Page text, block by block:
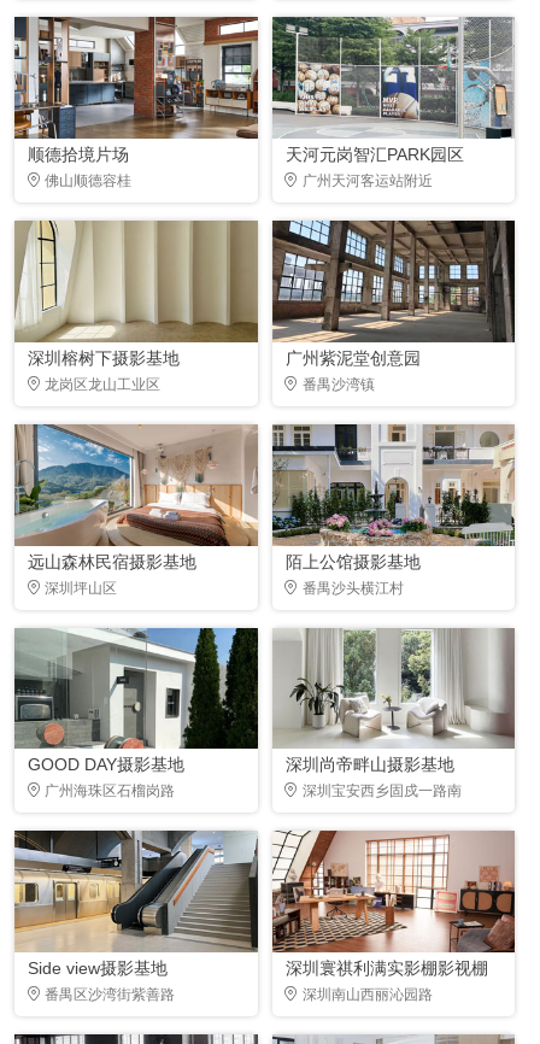
顺德拾境片场
佛山顺德容桂
天河元岗智汇PARK园区
广州天河客运站附近
深圳榕树下摄影基地
龙岗区龙山工业区
广州紫泥堂创意园
番禺沙湾镇
远山森林民宿摄影基地
深圳坪山区
陌上公馆摄影基地
番禺沙头横江村
GOOD DAY摄影基地
广州海珠区石榴岗路
深圳尚帝畔山摄影基地
深圳宝安西乡固戍一路南
Side view摄影基地
番禺区沙湾街紫善路
深圳寰祺利满实影棚影视棚
深圳南山西丽沁园路